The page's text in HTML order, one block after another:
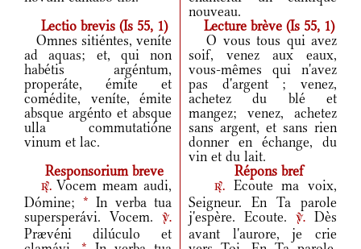
nouveau.
Lectio brevis (Is 55, 1)
Lecture brève (Is 55, 1)
Omnes sitiéntes, veníte
ad aquas; et, qui non
habétis argéntum,
properáte, émite et
comédite, veníte, émite
absque argénto et absque
ulla commutatióne
vinum et lac.
O vous tous qui avez
soif, venez aux eaux,
vous-mêmes qui n'avez
pas d'argent ; venez,
achetez du blé et
mangez; venez, achetez
sans argent, et sans rien
donner en échange, du
vin et du lait.
Responsorium breve
Répons bref
r.Vocem meam audi,
Dómine; * In verba tua
supersperávi. Vocem.
v.
Prævéni dilúculo et
r.
Ecoute ma voix,
Seigneur. En Ta parole
j'espère. Ecoute.
v.
Dès
avant l'aurore, je crie